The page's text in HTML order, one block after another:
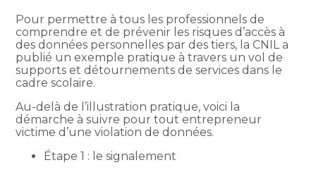
Pour permettre à tous les professionnels de
comprendre et de prévenir les risques d’accès à
des données personnelles par des tiers, la CNIL a
publié un exemple pratique à travers un vol de
supports et détournements de services dans le
cadre scolaire.
Au-delà de l’illustration pratique, voici la
démarche à suivre pour tout entrepreneur
victime d’une violation de données.
Étape 1 : le signalement